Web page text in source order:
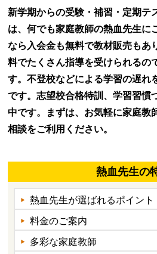
新学期からの受験・補習・定期テ
は、何でも家庭教師の熱血先生に
なら入会金も無料で教材販売もあ
料でたくさん指導を受けられるの
す。不登校などによる学習の遅れ
です。志望校合格特訓、学習習慣
中です。まずは、お気軽に家庭教
相談をご利用ください。
熱血先生の
熱血先生が選ばれるポイント
料金のご案内
多彩な家庭教師